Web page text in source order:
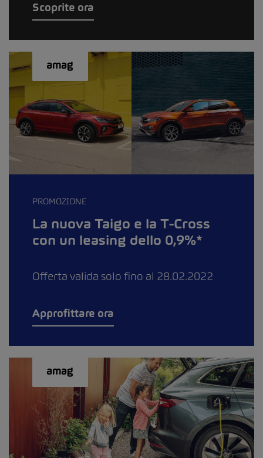
Scoprite ora
PROMOZIONE
La nuova Taigo e la T-Cross
con un leasing dello 0,9%*
Offerta valida solo fino al 28.02.2022
Approfittare ora